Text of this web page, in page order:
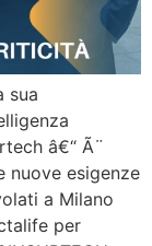
sua
â€“ Ã¨
nuove esigenze
a Milano
per